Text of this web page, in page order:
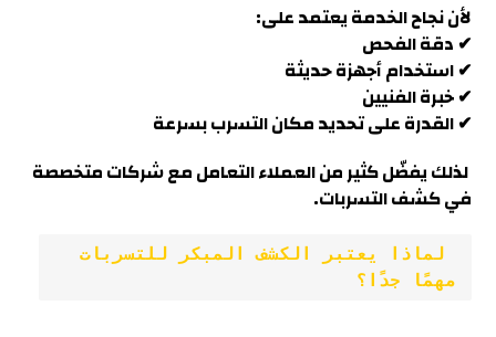
لأن نجاح الخدمة يعتمد على:
✔ دقة الفحص
✔ استخدام أجهزة حديثة
✔ خبرة الفنيين
✔ القدرة على تحديد مكان التسرب بسرعة
لذلك يفضّل كثير من العملاء التعامل مع شركات متخصصة
في كشف التسربات.
مهمًا جدًا؟